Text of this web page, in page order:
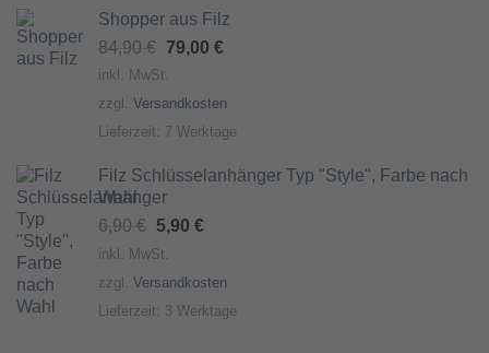
Shopper aus Filz
84,90 €
Ursprünglicher
79,00 €Aktueller
inkl. MwSt.
zzgl. Versandkosten
Lieferzeit: 7 Werktage
Filz Schlüsselanhänger Typ "Style", Farbe nach
Wahl
6,90 €
Ursprünglicher
Preis
6,90 €
5,90 €Aktueller
5,90 €.
inkl. MwSt.
zzgl. Versandkosten
Lieferzeit: 3 Werktage